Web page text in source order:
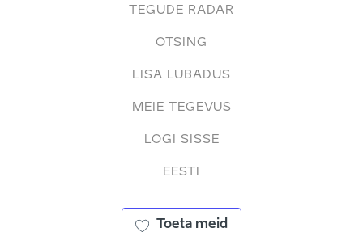
TEGUDE RADAR
OTSING
LISA LUBADUS
MEIE TEGEVUS
LOGI SISSE
EESTI
Toeta meid